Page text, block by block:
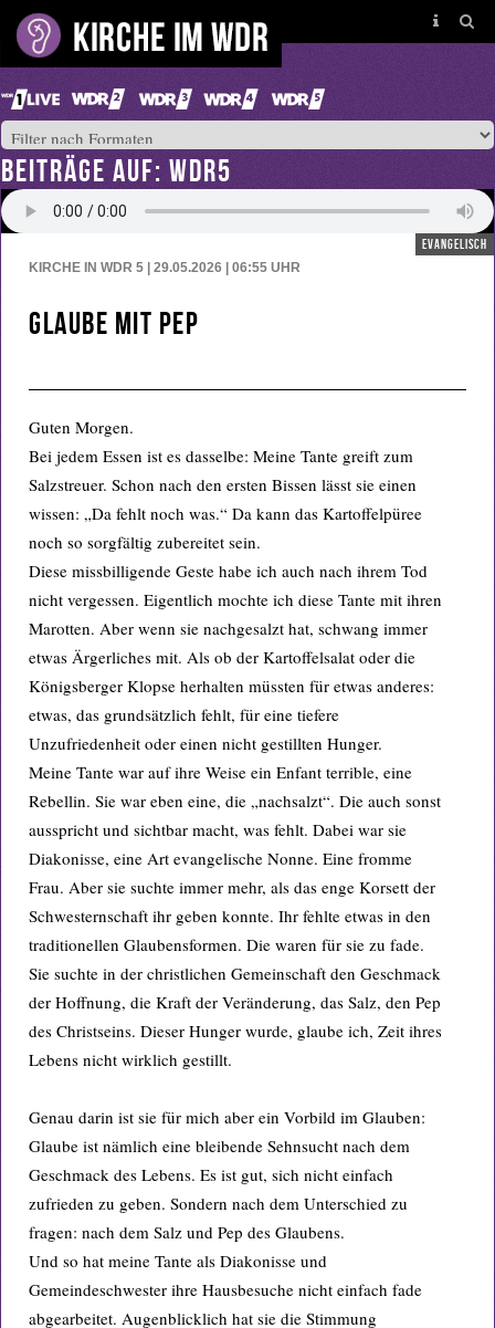
BEITRÄGE AUF: WDR5
evangelisch
KIRCHE IN WDR 5 | 29.05.2026 | 06:55 UHR
Glaube mit Pep
Guten Morgen.
Bei jedem Essen ist es dasselbe: Meine Tante greift zum
Salzstreuer. Schon nach den ersten Bissen lässt sie einen
wissen: „Da fehlt noch was.“ Da kann das Kartoffelpüree
noch so sorgfältig zubereitet sein.
Diese missbilligende Geste habe ich auch nach ihrem Tod
nicht vergessen. Eigentlich mochte ich diese Tante mit ihren
Marotten. Aber wenn sie nachgesalzt hat, schwang immer
etwas Ärgerliches mit. Als ob der Kartoffelsalat oder die
Königsberger Klopse herhalten müssten für etwas anderes:
etwas, das grundsätzlich fehlt, für eine tiefere
Unzufriedenheit oder einen nicht gestillten Hunger.
Meine Tante war auf ihre Weise ein Enfant terrible, eine
Rebellin. Sie war eben eine, die „nachsalzt“. Die auch sonst
ausspricht und sichtbar macht, was fehlt. Dabei war sie
Diakonisse, eine Art evangelische Nonne. Eine fromme
Frau. Aber sie suchte immer mehr, als das enge Korsett der
Schwesternschaft ihr geben konnte. Ihr fehlte etwas in den
traditionellen Glaubensformen. Die waren für sie zu fade.
Sie suchte in der christlichen Gemeinschaft den Geschmack
der Hoffnung, die Kraft der Veränderung, das Salz, den Pep
des Christseins. Dieser Hunger wurde, glaube ich, Zeit ihres
Lebens nicht wirklich gestillt.
Genau darin ist sie für mich aber ein Vorbild im Glauben:
Glaube ist nämlich eine bleibende Sehnsucht nach dem
Geschmack des Lebens. Es ist gut, sich nicht einfach
zufrieden zu geben. Sondern nach dem Unterschied zu
fragen: nach dem Salz und Pep des Glaubens.
Und so hat meine Tante als Diakonisse und
Gemeindeschwester ihre Hausbesuche nicht einfach fade
abgearbeitet. Augenblicklich hat sie die Stimmung